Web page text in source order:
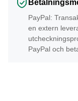
PayPal:
en extern
PayPal och